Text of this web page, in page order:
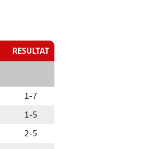
RESULTAT
1- 7
1-5
2-5